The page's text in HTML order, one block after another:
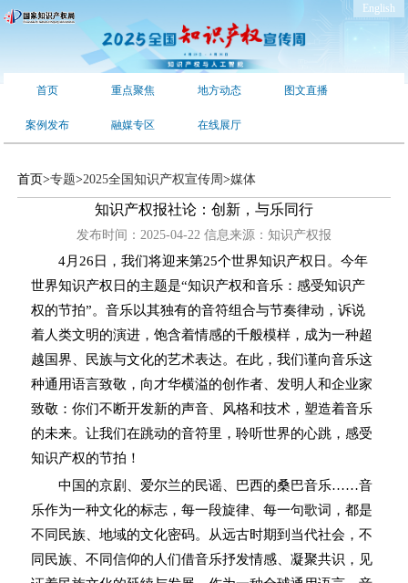
English
首页 重点聚焦 地方动态 图文直播
案例发布 融媒专区 在线展厅
首页>专题>2025全国知识产权宣传周>媒体
知识产权报社论：创新，与乐同行
发布时间：2025-04-22 信息来源： 知识产权报
4月26日，我们将迎来第25个世界知识产权日。今年
世界知识产权日的主题是“知识产权和音乐：感受知识产
权的节拍”。音乐以其独有的音符组合与节奏律动，诉说
着人类文明的演进，饱含着情感的千般模样，成为一种超
越国界、民族与文化的艺术表达。在此，我们谨向音乐这
种通用语言致敬，向才华横溢的创作者、发明人和企业家
致敬：你们不断开发新的声音、风格和技术，塑造着音乐
的未来。让我们在跳动的音符里，聆听世界的心跳，感受
知识产权的节拍！
中国的京剧、爱尔兰的民谣、巴西的桑巴音乐……音
乐作为一种文化的标志，每一段旋律、每一句歌词，都是
不同民族、地域的文化密码。从远古时期到当代社会，不
同民族、不同信仰的人们借音乐抒发情感、凝聚共识，见